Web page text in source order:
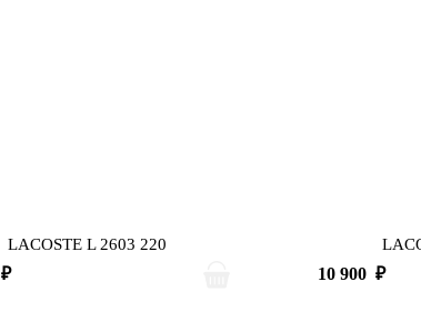
LACOSTE L 2603 220
₽ 10 900 ₽